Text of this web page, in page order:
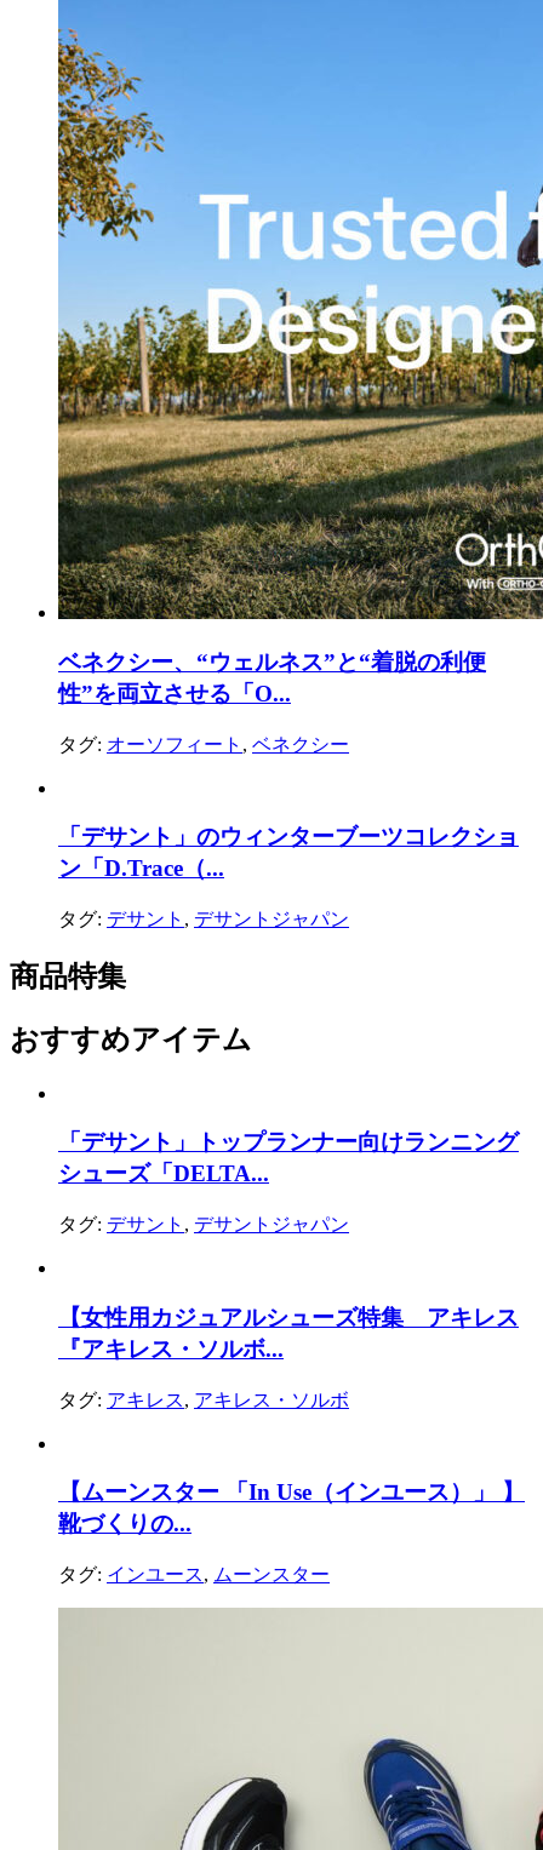
ベネクシー、“ウェルネス”と“着脱の利便
性”を両立させる「O...
タグ: オーソフィート , ベネクシー
「デサント」のウィンターブーツコレクショ
ン「D.Trace（...
タグ: デサント , デサントジャパン
商品特集
おすすめアイテム
「デサント」トップランナー向けランニング
シューズ「DELTA...
タグ: デサント , デサントジャパン
【女性用カジュアルシューズ特集 アキレス
『アキレス・ソルボ...
タグ: アキレス, アキレス・ソルボ
【ムーンスター 「In Use（インユース）」 】
靴づくりの...
タグ: インユース, ムーンスター